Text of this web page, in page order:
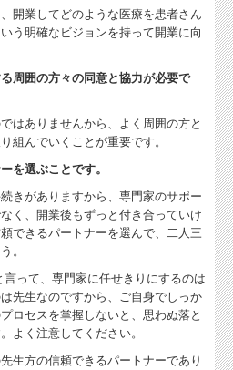
開業してどのような医療を患者さん
う明確なビジョンを持って開業に向
周囲の方々の同意と協力が必要で
はありませんから、よく周囲の方と
組んでいくことが重要です。
を選ぶことです。
きがありますから、専門家のサポー
く、開業後もずっと付き合っていけ
できるパートナーを選んで、二人三
。
って、専門家に任せきりにするのは
先生なのですから、ご自身でしっか
ロセスを掌握しないと、思わぬ落と
よく注意してください。
生方の信頼できるパートナーであり